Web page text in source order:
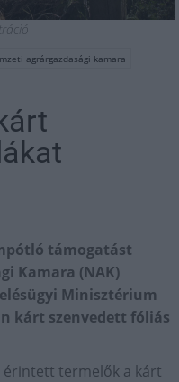
agrárgazdasági kamara
támogatást
Kamara (NAK)
Minisztérium
kárt szenvedett fóliás
érintett termelők a kárt